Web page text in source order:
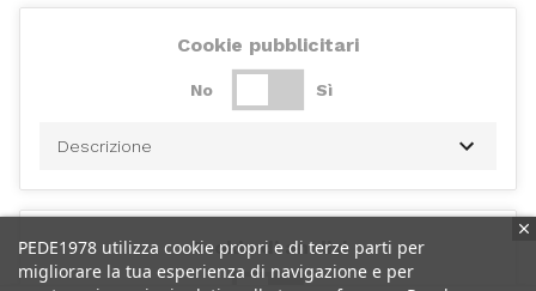
PEDE1978 utilizza cookie propri e di terze parti per
migliorare la tua esperienza di navigazione e per
Cookie pubblicitari
No Sì
Descrizione
Cookie di analisi